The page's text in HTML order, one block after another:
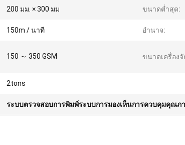
200 มม. × 300 มม ขนาดต่ำสุด:
150m / นาที อำนาจ:
150 ～ 350 GSM ขนาดเครื่องจั
2tons
ระบบตรวจสอบการพิมพ์ระบบการมองเห็นการควบคุมคุณภ